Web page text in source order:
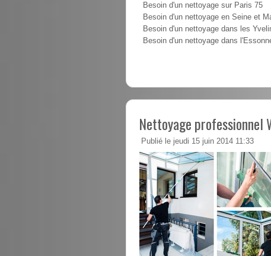
Besoin d'un nettoyage sur Paris 75
Besoin d'un nettoyage en Seine et
Besoin d'un nettoyage dans les
Besoin d'un nettoyage dans
Nettoyage
Publié le jeudi 15 juin 2014 11:33